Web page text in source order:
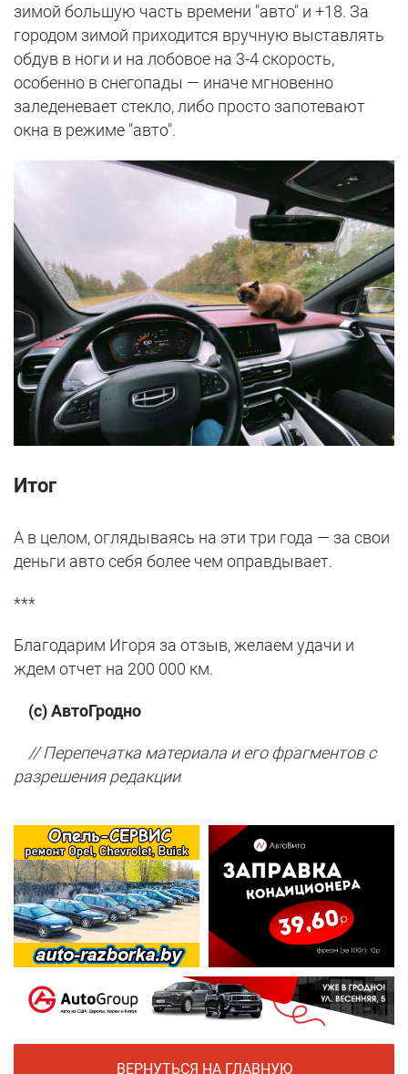
зимой большую часть времени "авто" и +18. За
городом зимой приходится вручную выставлять
обдув в ноги и на лобовое на 3-4 скорость,
особенно в снегопады — иначе мгновенно
заледеневает стекло, либо просто запотевают
окна в режиме "авто".
Итог
А в целом, оглядываясь на эти три года — за свои
деньги авто себя более чем оправдывает.
***
Благодарим Игоря за отзыв, желаем удачи и
ждем отчет на 200 000 км.
(с) АвтоГродно
// Перепечатка материала и его фрагментов с
разрешения редакции
ВЕРНУТЬСЯ НА ГЛАВНУЮ